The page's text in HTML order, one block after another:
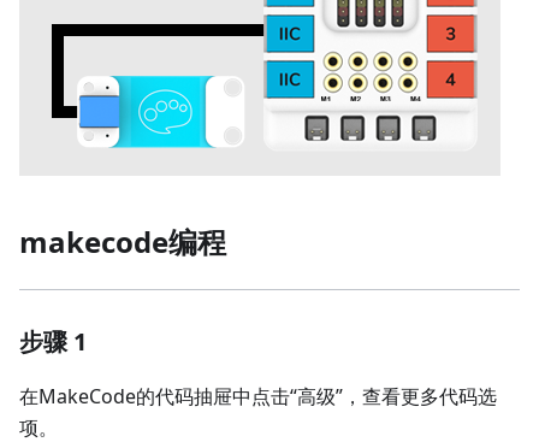
makecode编程
步骤 1
在MakeCode的代码抽屉中点击“高级”，查看更多代码选
项。